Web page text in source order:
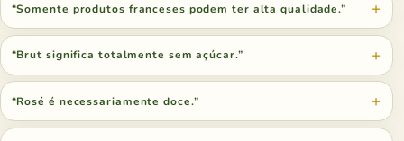
“Somente produtos franceses podem ter alta qualidade.”
“Brut significa totalmente sem açúcar.”
“Rosé é necessariamente doce.”